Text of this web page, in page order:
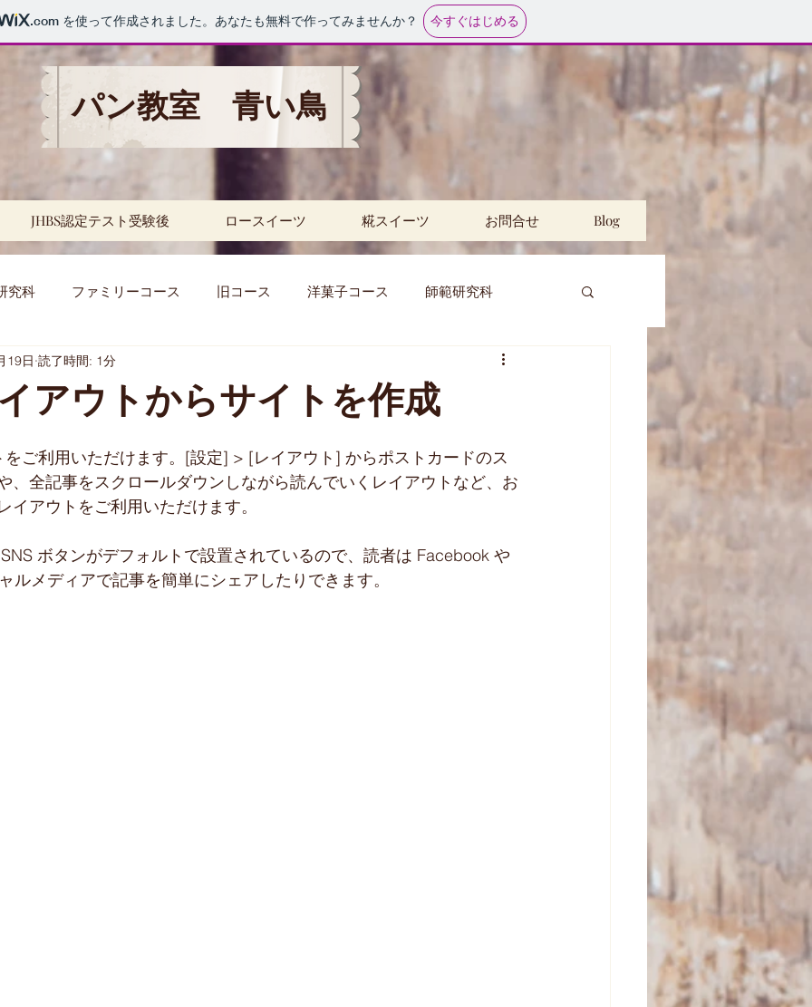
.com を使って作成されました。あなたも無料で作ってみませんか？ 今すぐはじめる
パン教室 青い鳥
JHBS認定テスト受験後 ロースイーツ 糀スイーツ お問合せ Blog
究科 ファミリーコース 旧コース 洋菓子コース 師範研究科
セミナー
アウトからサイトを作成
19日 読了時間: 1分
ご利用いただけます。[設定] > [レイアウト] からポストカードのス
、全記事をスクロールダウンしながら読んでいくレイアウトなど、お
イアウトをご利用いただけます。
ボタンがデフォルトで設置されているので、読者は Facebook や
ルメディアで記事を簡単にシェアしたりできます。